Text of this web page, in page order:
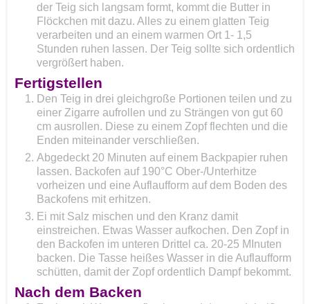
der Teig sich langsam formt, kommt die Butter in
Flöckchen mit dazu. Alles zu einem glatten Teig
verarbeiten und an einem warmen Ort 1- 1,5
Stunden ruhen lassen. Der Teig sollte sich ordentlich
vergrößert haben.
Fertigstellen
Den Teig in drei gleichgroße Portionen teilen und zu
einer Zigarre aufrollen und zu Strängen von gut 60
cm ausrollen. Diese zu einem Zopf flechten und die
Enden miteinander verschließen.
Abgedeckt 20 Minuten auf einem Backpapier ruhen
lassen. Backofen auf 190°C Ober-/Unterhitze
vorheizen und eine Auflaufform auf dem Boden des
Backofens mit erhitzen.
Ei mit Salz mischen und den Kranz damit
einstreichen. Etwas Wasser aufkochen. Den Zopf in
den Backofen im unteren Drittel ca. 20-25 MInuten
backen. Die Tasse heißes Wasser in die Auflaufform
schütten, damit der Zopf ordentlich Dampf bekommt.
Nach dem Backen